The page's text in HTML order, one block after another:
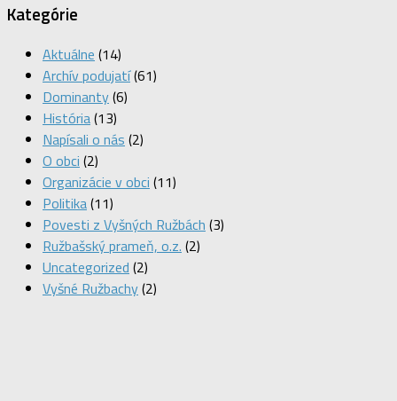
Kategórie
Aktuálne (14)
Archív podujatí(61)
Dominanty(6)
História(13)
Napísali o nás (2)
O obci (2)
Organizácie v obci (11)
Politika(11)
Povesti z Vyšných Ružbách (3)
Ružbašský prameň, o.z. (2)
Uncategorized (2)
Vyšné Ružbachy(2)